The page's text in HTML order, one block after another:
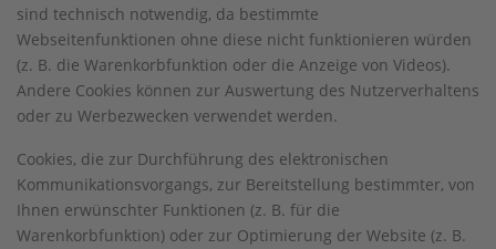
sind technisch notwendig, da bestimmte
Webseitenfunktionen ohne diese nicht funktionieren würden
(z. B. die Warenkorbfunktion oder die Anzeige von Videos).
Andere Cookies können zur Auswertung des Nutzerverhaltens
oder zu Werbezwecken verwendet werden.
Cookies, die zur Durchführung des elektronischen
Kommunikationsvorgangs, zur Bereitstellung bestimmter, von
Ihnen erwünschter Funktionen (z. B. für die
Warenkorbfunktion) oder zur Optimierung der Website (z. B.